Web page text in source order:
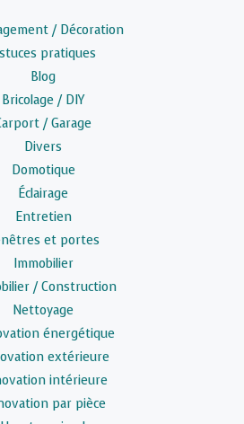
/ Décoration
pratiques
Blog
Bricolage / DIY
/ Garage
Divers
Domotique
Éclairage
Entretien
et portes
Immobilier
/ Construction
Nettoyage
énergétique
extérieure
intérieure
par pièce